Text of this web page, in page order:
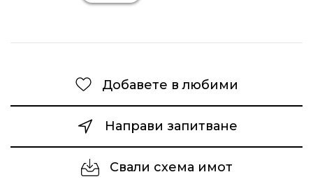
Добавете в любими
Направи запитване
Свали схема имот